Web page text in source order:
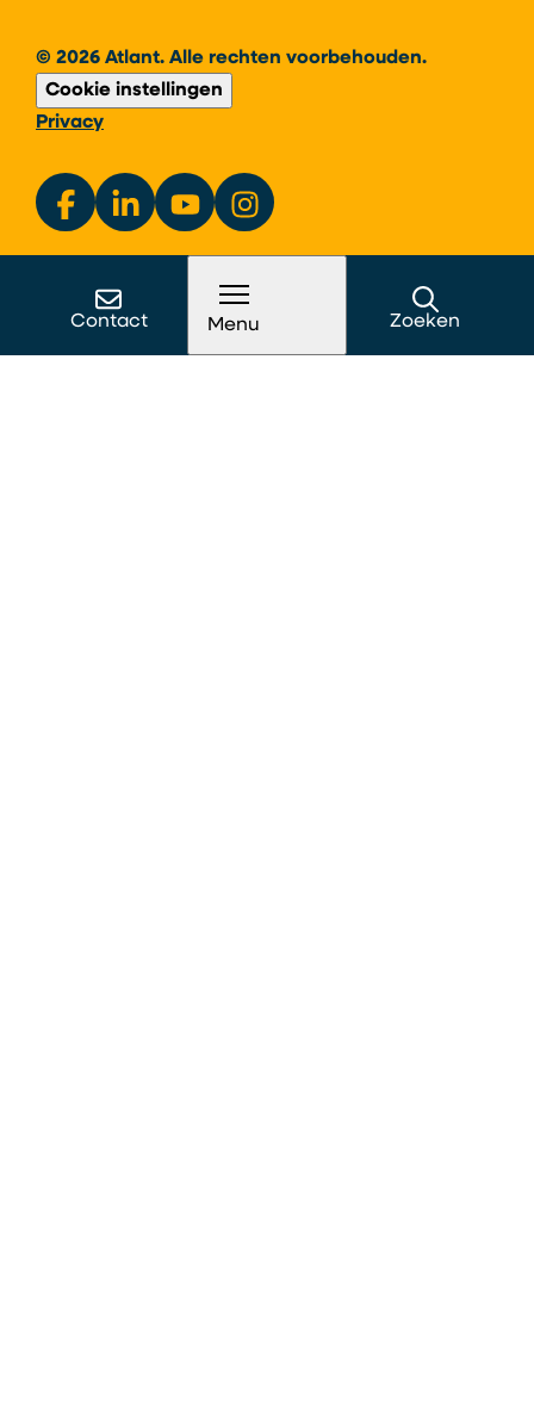
© 2026 Atlant. Alle rechten voorbehouden.
Cookie instellingen
Privacy
Contact Menu Zoeken